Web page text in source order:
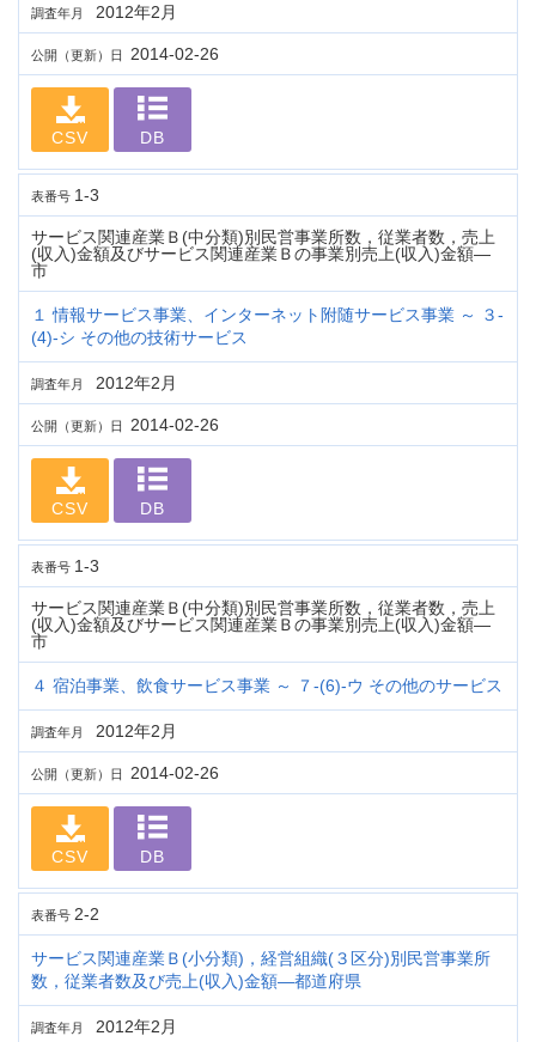
調査年月 2012年2月
公開（更新）日 2014-02-26
CSV DB
表番号 1-3
サービス関連産業Ｂ(中分類)別民営事業所数，従業者数，売上
(収入)金額及びサービス関連産業Ｂの事業別売上(収入)金額―
市
１ 情報サービス事業、インターネット附随サービス事業 ～ ３-
(4)-シ その他の技術サービス
調査年月 2012年2月
公開（更新）日 2014-02-26
CSV DB
表番号 1-3
サービス関連産業Ｂ(中分類)別民営事業所数，従業者数，売上
(収入)金額及びサービス関連産業Ｂの事業別売上(収入)金額―
市
４ 宿泊事業、飲食サービス事業 ～ ７-(6)-ウ その他のサービス
調査年月 2012年2月
公開（更新）日 2014-02-26
CSV DB
表番号 2-2
サービス関連産業Ｂ(小分類)，経営組織(３区分)別民営事業所
数，従業者数及び売上(収入)金額―都道府県
調査年月 2012年2月